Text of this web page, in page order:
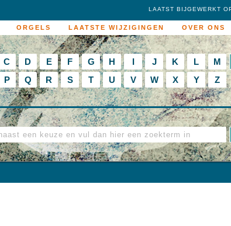
ORGELS LAATSTE WIJZIGINGEN OVER ONS
LAATST BIJGEWERKT
C D E F G H I J K L
M
P Q R S T U V W X Y Z